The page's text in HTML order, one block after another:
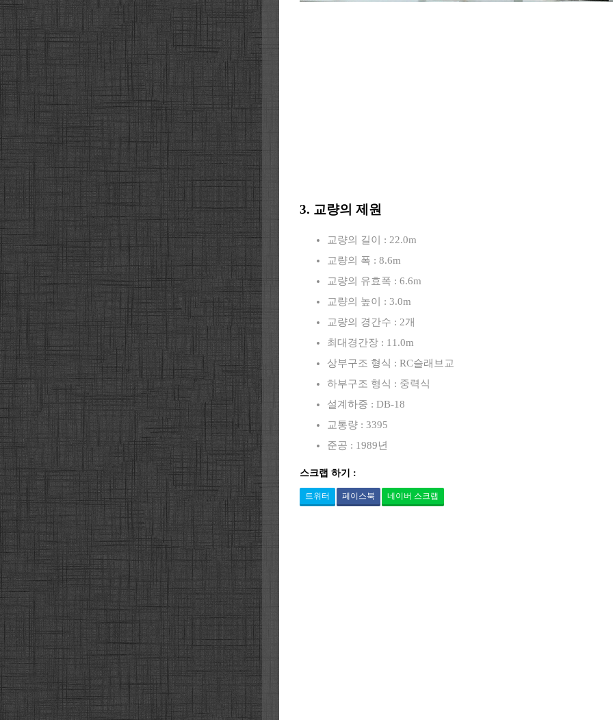
3. 교량의 제원
교량의 길이 : 22.0m
교량의 폭 : 8.6m
교량의 유효폭 : 6.6m
교량의 높이 : 3.0m
교량의 경간수 : 2개
최대경간장 : 11.0m
상부구조 형식 : RC슬래브교
하부구조 형식 : 중력식
설계하중 : DB-18
교통량 : 3395
준공 : 1989년
스크랩 하기 :
트위터 페이스북 네이버 스크랩